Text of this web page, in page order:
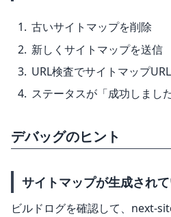
古いサイトマップを削除
新しくサイトマップを送信
URL検査でサイトマップ
ステータスが「成功しまし
デバッグのヒント
サイトマップが生成され
ビルドログを確認して、next-